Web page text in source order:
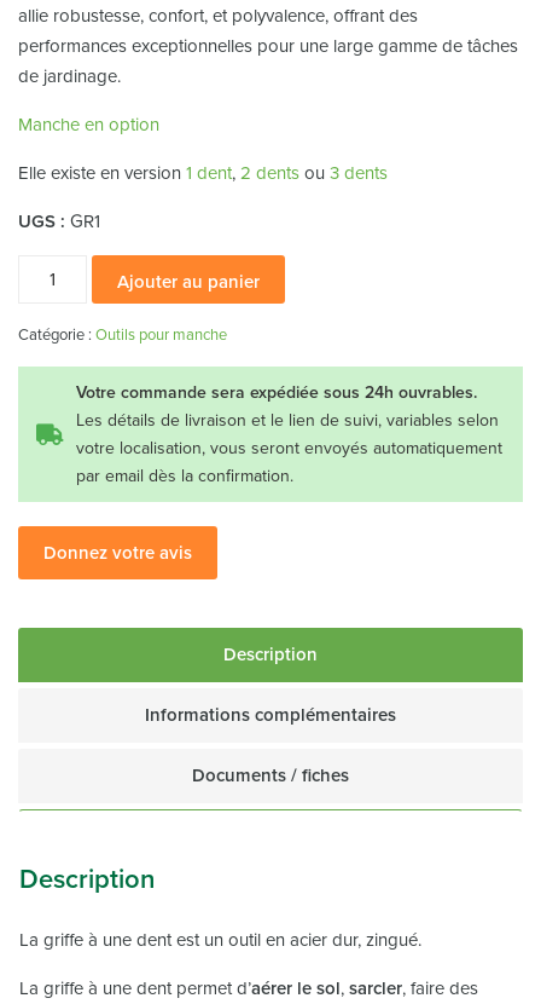
allie robustesse, confort, et polyvalence, offrant des
performances exceptionnelles pour une large gamme de tâches
de jardinage.
Manche en option
Elle existe en version 1 dent, 2 dents ou 3 dents
UGS : GR1
quantité
Griffe
dent
Ajouter au panier
Catégorie : Outils pour manche
Votre commande sera expédiée sous 24h ouvrables.
Les détails de livraison et le lien de suivi, variables selon
votre localisation, vous seront envoyés automatiquement
par email dès la confirmation.
Donnez votre avis
Description
Informations complémentaires
Documents / fiches
Description
La griffe à une dent est un outil en acier dur, zingué.
La griffe à une dent permet d’aérer le sol, sarcler, faire des